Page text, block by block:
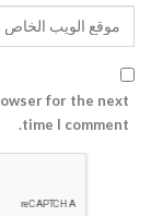
for the next
time I comment.